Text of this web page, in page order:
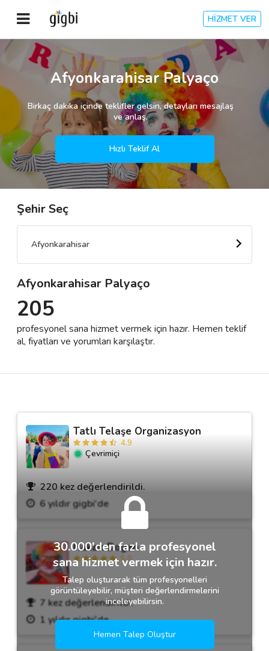
HİZMET VER
Anasayfa
Giriş Yap
Kayıt Ol
Kategoriler
🎈 Biz Kimiz?
🌟 Müşteri Değerlendirmeleri
Destek
İletişim
Afyonkarahisar Palyaço
Birkaç dakika içinde teklifler gelsin, detayları mesajlaş
ve anlaş.
Hızlı Teklif Al
Şehir Seç
Afyonkarahisar
Afyonkarahisar Palyaço
205
profesyonel sana hizmet vermek için hazır. Hemen teklif
al, fiyatları ve yorumları karşılaştır.
Tatlı Telaşe Organizasyon
4.9
Çevrimiçi
220 kez değerlendirildi.
6 yıldır gigbi'de
Hakan Dogan
5.0
7 kez değerlendirildi.
1 yıldır gigbi'de
30.000'den fazla profesyonel
sana hizmet vermek için hazır.
Talep oluşturarak tüm profesyonelleri
görüntüleyebilir, müşteri değerlendirmelerini
inceleyebilirsin.
Hemen Talep Oluştur